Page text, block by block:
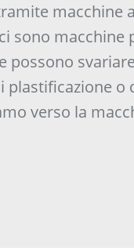
macchine
sono macchine
possono
plastificazione o
verso la